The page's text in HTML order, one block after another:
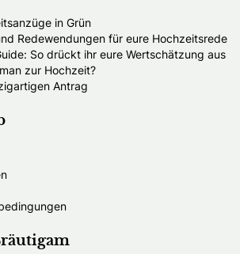
in Grün
Redewendungen für eure Hochzeitsrede
So drückt ihr eure Wertschätzung aus
zur Hochzeit?
Antrag